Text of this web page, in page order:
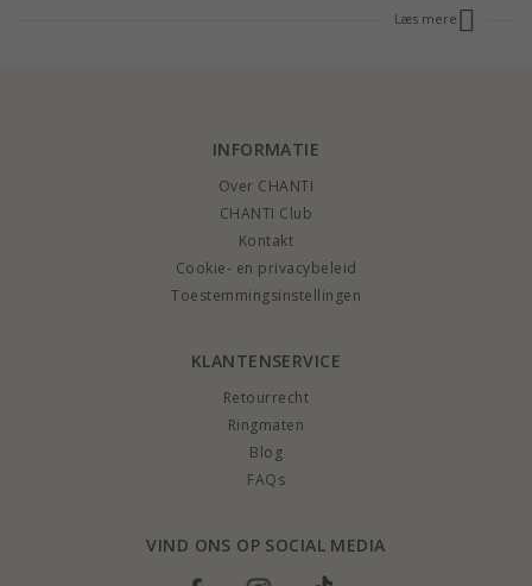
Læs mere
INFORMATIE
Over CHANTI
CHANTI Club
Kontakt
Cookie- en privacybeleid
Toestemmingsinstellingen
KLANTENSERVICE
Retourrecht
Ringmaten
Blog
FAQs
VIND ONS OP SOCIAL MEDIA